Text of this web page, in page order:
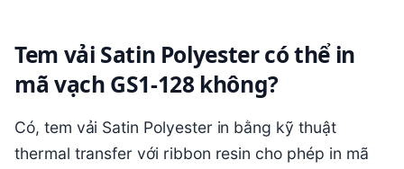
Tem vải Satin Polyester có thể in
mã vạch GS1-128 không?
Có, tem vải Satin Polyester in bằng kỹ thuật
thermal transfer với ribbon resin cho phép in mã